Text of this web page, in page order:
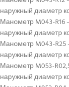
наружный диаметр
Манометр M043-R16
наружный диаметр
Манометр M043-R25
наружный диаметр
Манометр M053-
наружный диаметр